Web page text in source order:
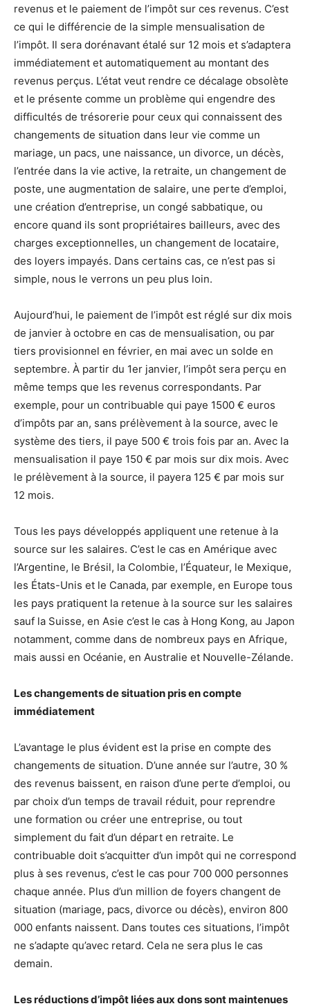
revenus et le paiement de l’impôt sur ces revenus. C’est
ce qui le différencie de la simple mensualisation de
l’impôt. Il sera dorénavant étalé sur 12 mois et s’adaptera
immédiatement et automatiquement au montant des
revenus perçus. L’état veut rendre ce décalage obsolète
et le présente comme un problème qui engendre des
difficultés de trésorerie pour ceux qui connaissent des
changements de situation dans leur vie comme un
mariage, un pacs, une naissance, un divorce, un décès,
l’entrée dans la vie active, la retraite, un changement de
poste, une augmentation de salaire, une perte d’emploi,
une création d’entreprise, un congé sabbatique, ou
encore quand ils sont propriétaires bailleurs, avec des
charges exceptionnelles, un changement de locataire,
des loyers impayés. Dans certains cas, ce n’est pas si
simple, nous le verrons un peu plus loin.
Aujourd’hui, le paiement de l’impôt est réglé sur dix mois
de janvier à octobre en cas de mensualisation, ou par
tiers provisionnel en février, en mai avec un solde en
septembre. À partir du 1er janvier, l’impôt sera perçu en
même temps que les revenus correspondants. Par
exemple, pour un contribuable qui paye 1500 € euros
d’impôts par an, sans prélèvement à la source, avec le
système des tiers, il paye 500 € trois fois par an. Avec la
mensualisation il paye 150 € par mois sur dix mois. Avec
le prélèvement à la source, il payera 125 € par mois sur
12 mois.
Tous les pays développés appliquent une retenue à la
source sur les salaires. C’est le cas en Amérique avec
l’Argentine, le Brésil, la Colombie, l’Équateur, le Mexique,
les États-Unis et le Canada, par exemple, en Europe tous
les pays pratiquent la retenue à la source sur les salaires
sauf la Suisse, en Asie c’est le cas à Hong Kong, au Japon
notamment, comme dans de nombreux pays en Afrique,
mais aussi en Océanie, en Australie et Nouvelle-Zélande.
Les changements de situation pris en compte
immédiatement
L’avantage le plus évident est la prise en compte des
changements de situation. D’une année sur l’autre, 30 %
des revenus baissent, en raison d’une perte d’emploi, ou
par choix d’un temps de travail réduit, pour reprendre
une formation ou créer une entreprise, ou tout
simplement du fait d’un départ en retraite. Le
contribuable doit s’acquitter d’un impôt qui ne correspond
plus à ses revenus, c’est le cas pour 700 000 personnes
chaque année. Plus d’un million de foyers changent de
situation (mariage, pacs, divorce ou décès), environ 800
000 enfants naissent. Dans toutes ces situations, l’impôt
ne s’adapte qu’avec retard. Cela ne sera plus le cas
demain.
Les réductions d’impôt liées aux dons sont maintenues